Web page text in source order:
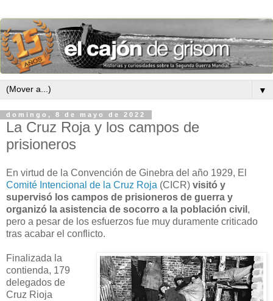
▼
domingo, 8 de mayo de 2022
La Cruz Roja y los campos de
prisioneros
En virtud de la Convención de Ginebra del año 1929, El
Comité Intencional de la Cruz Roja (CICR) visitó y
supervisó los campos de prisioneros de guerra y
organizó la asistencia de socorro a la población civil ,
pero a pesar de los esfuerzos fue muy duramente criticado
tras acabar el conflicto.
Finalizada la
contienda, 179
delegados de
Cruz Rioja